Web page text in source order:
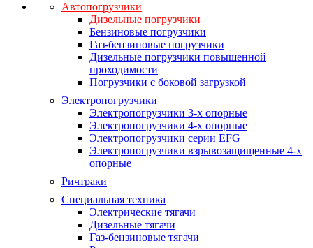
Автопогрузчики
Дизельные погрузчики
Бензиновые погрузчики
Газ-бензиновые погрузчики
Дизельные погрузчики повышенной
проходимости
Погрузчики с боковой загрузкой
Электропогрузчики
Электропогрузчики 3-х опорные
Электропогрузчики 4-х опорные
Электропогрузчики серии EFG
Электропогрузчики взрывозащищенные 4-х
опорные
Ричтраки
Специальная техника
Электрические тягачи
Дизельные тягачи
Газ-бензиновые тягачи